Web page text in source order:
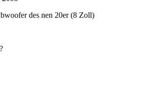
des nen 20er (8 Zoll)